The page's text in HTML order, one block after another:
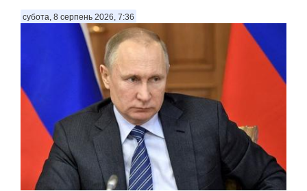
субота, 8 серпень 2026, 7:36